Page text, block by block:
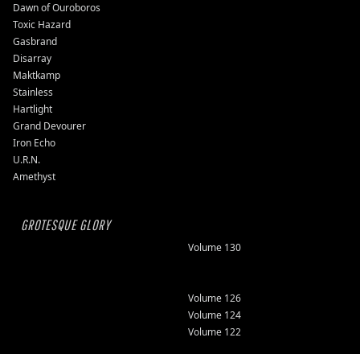
Dawn of Ouroboros
Toxic Hazard
Gasbrand
Disarray
Maktkamp
Stainless
Hartlight
Grand Devourer
Iron Echo
U.R.N.
Amethyst
GROTESQUE GLORY
Volume 130
Volume 126
Volume 124
Volume 122